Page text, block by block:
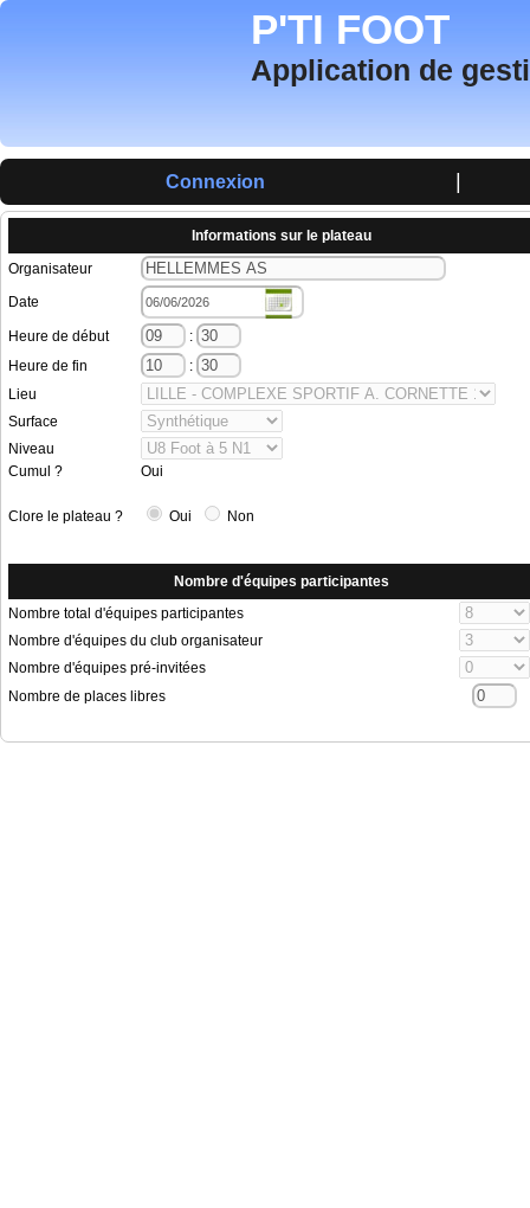
P'TI FOOT
Application de
Connexion
Informations sur le plateau
Organisateur
Date
Heure de début
:
Heure de fin
:
Lieu
Surface
Niveau
Cumul ?
Oui
Clore le plateau ? Oui Non
Nombre d'équipes participantes
Nombre total d'équipes participantes
Nombre d'équipes du club organisateur
Nombre d'équipes pré-invitées
Nombre de places libres